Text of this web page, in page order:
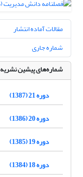
مقالات آماده انتشار
شماره جاری
شماره‌های پیشین نشریه
دوره 21 (1387)
دوره 20 (1386)
دوره 19 (1385)
دوره 18 (1384)